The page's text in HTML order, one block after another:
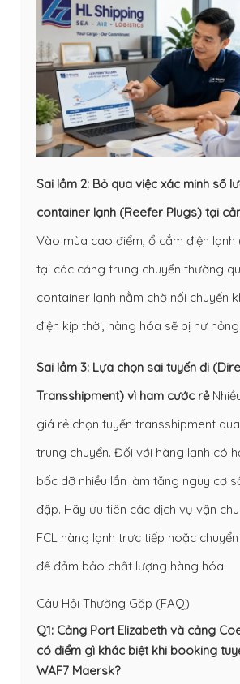
Sai lầm 2: Bỏ qua việc xác minh số
container lạnh (Reefer Plugs) tại
Vào mùa cao điểm, ổ cắm điện
tại các cảng trung chuyển thường
container lạnh nằm chờ nối chuyến
điện kịp thời, hàng hóa sẽ bị hư hỏng.
Sai lầm 3: Lựa chọn sai tuyến đi
Transshipment) vì ham cước rẻ
giá rẻ chọn tuyến transshipment
trung chuyển. Đối với hàng lạnh có
bốc dỡ nhiều lần làm tăng nguy cơ
đập. Hãy ưu tiên các dịch vụ vận
FCL hàng lạnh trực tiếp hoặc
để đảm bảo chất lượng hàng hóa.
Câu Hỏi Thường Gặp (FAQ)
Q1: Cảng Port Elizabeth và cảng
có điểm gì khác biệt khi booking
WAF7 Maersk?